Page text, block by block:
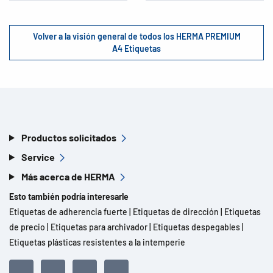
Volver a la visión general de todos los HERMA PREMIUM
A4 Etiquetas
Productos solicitados
Service
Más acerca de HERMA
Esto también podría interesarle
Etiquetas de adherencia fuerte
Etiquetas de dirección
Etiquetas
de precio
Etiquetas para archivador Etiquetas despegables
Etiquetas plásticas resistentes a la intemperie